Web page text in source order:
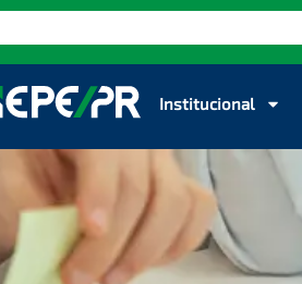
Institucional